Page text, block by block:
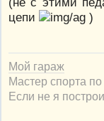
цепи
)
Мой гараж
Мастер спорта
Если не я